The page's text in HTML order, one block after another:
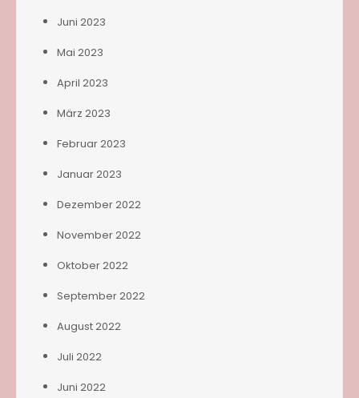
Juni 2023
Mai 2023
April 2023
März 2023
Februar 2023
Januar 2023
Dezember 2022
November 2022
Oktober 2022
September 2022
August 2022
Juli 2022
Juni 2022